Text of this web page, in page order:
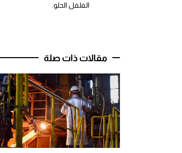
الفلفل الحلو.
مقالات ذات صلة